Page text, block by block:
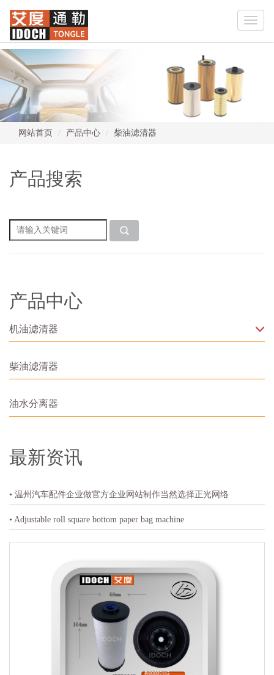
Toggle
网站首页 产品中心 柴油滤清器
产品搜索
产品中心
机油滤清器
柴油滤清器
油水分离器
最新资讯
• 温州汽车配件企业做官方企业网站制作当然选择正光网络
• Adjustable roll square bottom paper bag machine